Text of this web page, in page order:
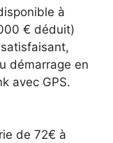
à
€ déduit)
démarrage en
avec GPS.
de 72€ à